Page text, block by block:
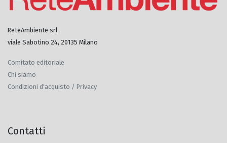
ReteAmbiente srl
viale Sabotino 24, 20135 Milano
Comitato editoriale
Chi siamo
Condizioni d'acquisto / Privacy
Contatti